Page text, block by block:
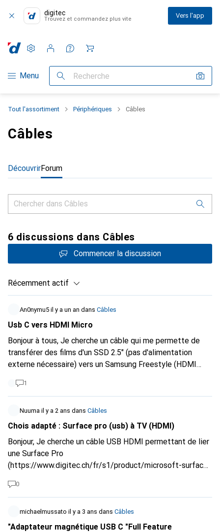
digitec
Trouvez et commandez plus vite Vers l'app
Navigation par catégorie
Menu Recherche
Paramètres
Compte client
Listes de comparaison
Listes d'envies
Panier
Tout l'assortiment Périphériques Câbles
Câbles
DécouvrirForum
6 discussions dans Câbles
Commencer la discussion
Récemment actif
An0nymu5 il y a un an dans Câbles
Usb C vers HDMI Micro
Bonjour à tous, Je cherche un câble qui me permette de
transférer des films d'un SSD 2.5" (pas d'alimentation
externe nécessaire) vers un Samsung Freestyle (HDMI
1
Nuuma il y a 2 ans dans Câbles
Chois adapté : Surface pro (usb) à TV (HDMI)
Bonjour, Je cherche un câble USB HDMI permettant de lier
une Surface Pro
(https://www.digitec.ch/fr/s1/product/microsoft-surface-
4-go-128-go-ordinateur-porta-6530833)
Utilisation / condition : Netflix, VLC, 3-4m Qu'est qui
pourrait faire l'affaire ? Merci d'avance pour vos conseils
éclairés.
0
michaelmussato il y a 3 ans dans Câbles
"Adaptateur magnétique USB C "Full Feature